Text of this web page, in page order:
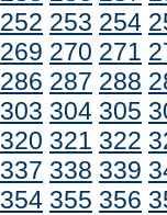
252 253 254
269 270 271
286 287 288
303 304 305
320 321 322
337 338 339
354 355 356